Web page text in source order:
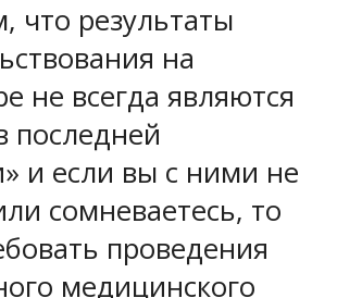
что результаты
на
не всегда являются
последней
и если вы с ними не
сомневаетесь, то
проведения
медицинского